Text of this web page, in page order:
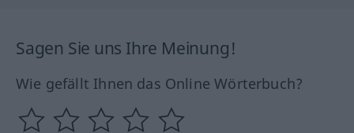
Sagen Sie uns Ihre Meinung!
Wie gefällt Ihnen das Online Wörterbuch?